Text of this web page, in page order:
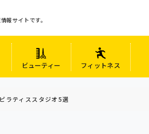
報サイトです。
ビューティー フィットネス
ラティススタジオ5選